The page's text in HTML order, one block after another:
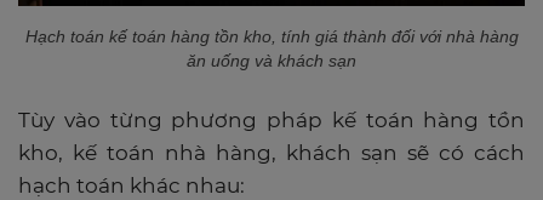
Hạch toán kế toán hàng tồn kho, tính giá thành đối với nhà hàng
ăn uống và khách sạn
Tùy vào từng phương pháp kế toán hàng tồn
kho, kế toán nhà hàng, khách sạn sẽ có cách
hạch toán khác nhau: